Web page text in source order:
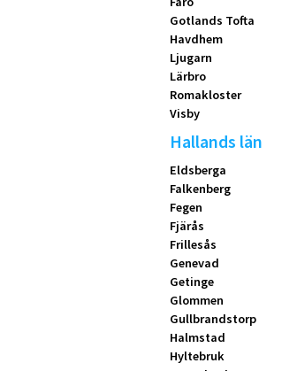
Gotlands Tofta
Havdhem
Ljugarn
Lärbro
Romakloster
Visby
Hallands län
Eldsberga
Falkenberg
Fegen
Fjärås
Frillesås
Genevad
Getinge
Glommen
Gullbrandstorp
Halmstad
Hyltebruk